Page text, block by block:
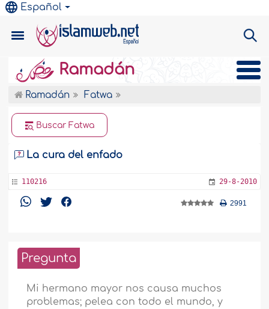
Español
Ramadán
Ramadán Fatwa
Buscar Fatwa
La cura del enfado
110216 29-8-2010
2991
Pregunta
Mi hermano mayor nos causa muchos
problemas; pelea con todo el mundo, y